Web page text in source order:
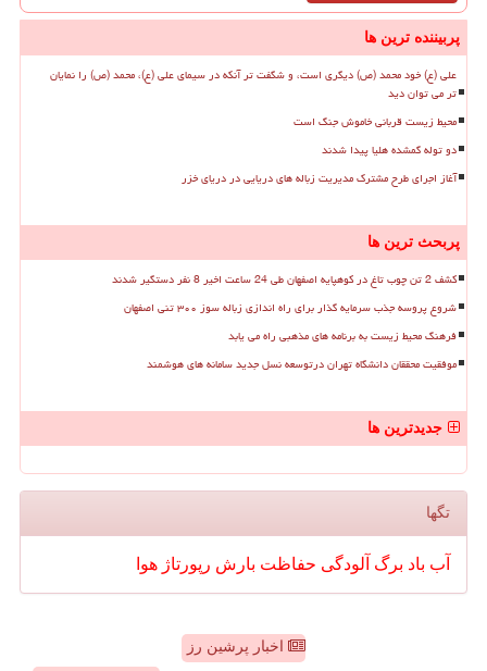
پربیننده ترین ها
علی (ع) خود محمد (ص) دیگری است، و شگفت تر آنکه در سیمای علی (ع)، محمد (ص) را نمایان
تر می توان دید
محیط زیست قربانی خاموش جنگ است
دو توله گمشده هلیا پیدا شدند
آغاز اجرای طرح مشترک مدیریت زباله های دریایی در دریای خزر
پربحث ترین ها
کشف 2 تن چوب تاغ در کوهپایه اصفهان طی 24 ساعت اخیر 8 نفر دستگیر شدند
شروع پروسه جذب سرمایه گذار برای راه اندازی زباله سوز ۳۰۰ تنی اصفهان
فرهنگ محیط زیست به برنامه های مذهبی راه می یابد
موفقیت محققان دانشگاه تهران درتوسعه نسل جدید سامانه های هوشمند
جدیدترین ها
تگها
آب باد برگ آلودگی حفاظت بارش رپورتاژ هوا
اخبار پرشین رز